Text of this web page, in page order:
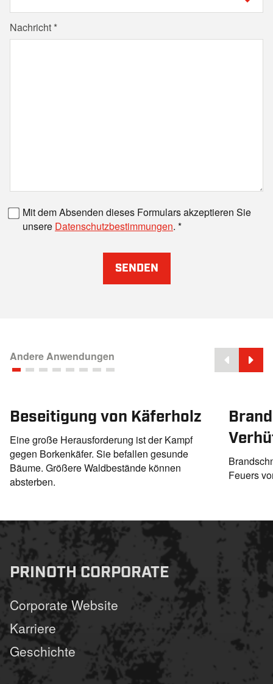
Nachricht
Mit dem Absenden dieses Formulars akzeptieren Sie
unsere Datenschutzbestimmungen.
SENDEN
Andere Anwendungen
Beseitigung von Käferholz
Eine große Herausforderung ist der Kampf
gegen Borkenkäfer. Sie befallen gesunde
Bäume. Größere Waldbestände können
absterben.
Feuers
PRINOTH CORPORATE
Corporate Website
Karriere
Geschichte